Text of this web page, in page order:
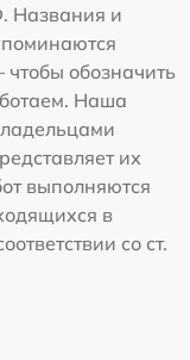
Названия и
обозначить
Наша
их
выполняются
в
со ст.